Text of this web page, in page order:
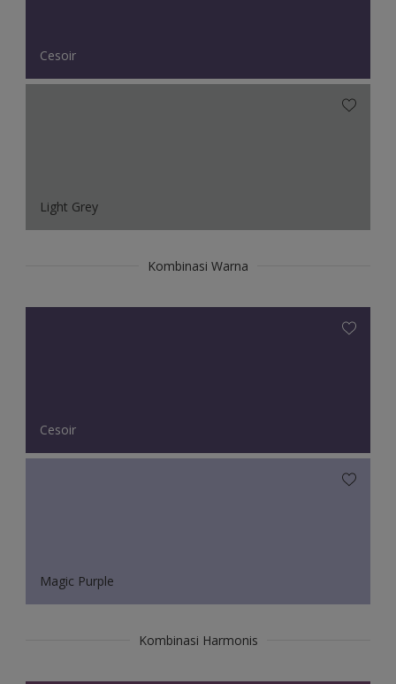
Cesoir
Light Grey
Kombinasi Warna
Cesoir
Magic Purple
Kombinasi Harmonis